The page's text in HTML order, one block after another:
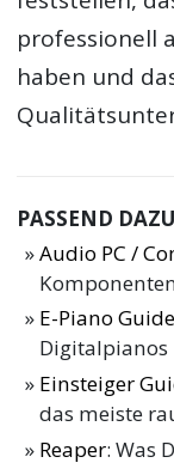
professionell
haben und
PASSEND DAZU
Audio PC /
E-Piano Guide
Digitalpianos
Einsteiger
das meiste
Reaper: Was